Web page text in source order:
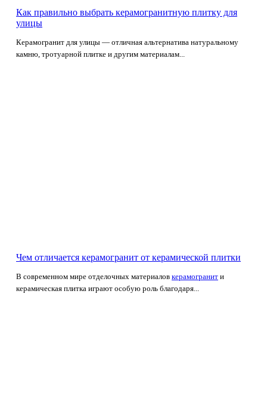
Как правильно выбрать керамогранитную плитку для
улицы
Керамогранит для улицы — отличная альтернатива натуральному
камню, тротуарной плитке и другим материалам...
Чем отличается керамогранит от керамической плитки
В современном мире отделочных материалов керамогранит и
керамическая плитка играют особую роль благодаря...